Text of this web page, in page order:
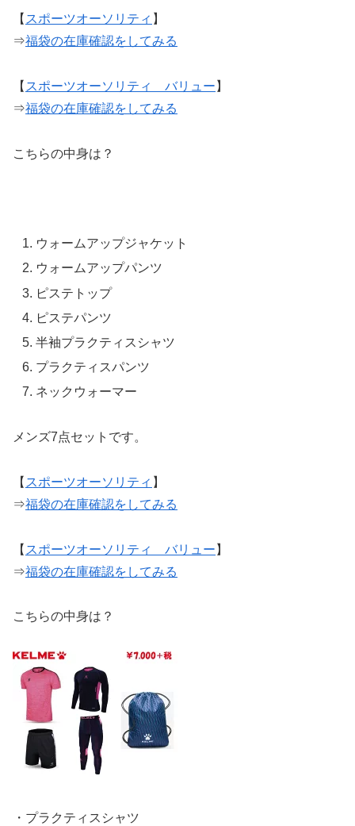
【 スポーツオーソリティ 】
⇒福袋の在庫確認をしてみる
【 スポーツオーソリティ バリュー 】
⇒福袋の在庫確認をしてみる
こちらの中身は？
ウォームアップジャケット
ウォームアップパンツ
ピステトップ
ピステパンツ
半袖プラクティスシャツ
プラクティスパンツ
ネックウォーマー
メンズ7点セットです。
【 スポーツオーソリティ 】
⇒福袋の在庫確認をしてみる
【 スポーツオーソリティ バリュー 】
⇒福袋の在庫確認をしてみる
こちらの中身は？
・プラクティスシャツ